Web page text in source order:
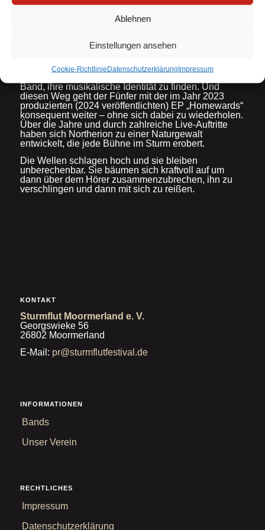
Ablehnen
Einstellungen ansehen
Cookie-RichtlinieDatenschutzerklärungImpressum
komplexen Drumming bilden in den Songs das
von variablen Growls unterstützt wird. Einflüsse aus
Death Metal halten Einzug in die Kompositionen des
Zwei in Eigenregie veröffentlichten Alben und ein
Band, ihre musikalische Identität zu finden. Und
diesen Weg geht der Fünfer mit der im Jahr 2023
produzierten (2024 veröffentlichten) EP „Homewards“
konsequent weiter – ohne sich dabei zu wiederholen.
Über die Jahre und durch zahlreiche Live-Auftritte
haben sich Northerion zu einer Naturgewalt
entwickelt, die jede Bühne im Sturm erobert.
Die Wellen schlagen hoch und sie bleiben
unberechenbar. Sie bäumen sich kraftvoll auf um
dann über dem Hörer zusammenzubrechen, ihn zu
verschlingen und dann mit sich zu reißen.
KONTAKT
Sturmflut Moormerland e. V.
Georgswieke 56
26802 Moormerland
E-Mail: pr@sturmflutfestival.de
INFORMATIONEN
Bands
Unser Verein
RECHTLICHES
Impressum
Datenschutzerklärung
Widerruf bestätigen